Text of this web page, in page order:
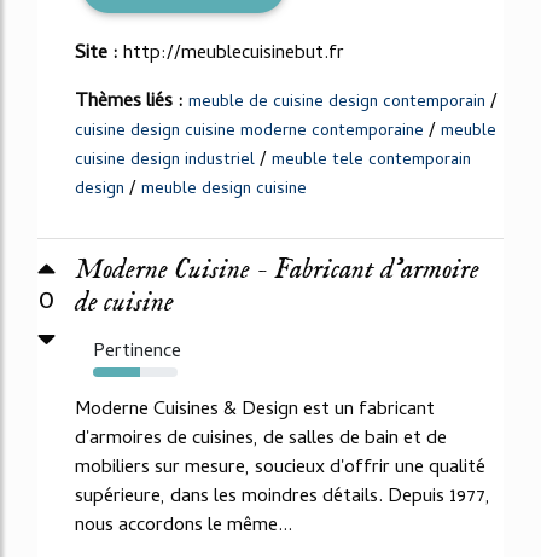
Site :http://meublecuisinebut.fr
Thèmes liés : meuble de cuisine design contemporain /
cuisine design cuisine moderne contemporaine /meuble
cuisine design industriel/meuble tele contemporain
design /meuble design cuisine
0
Moderne Cuisine - Fabricant d'armoire
de cuisine
Pertinence
55%
Moderne Cuisines & Design est un fabricant
d'armoires de cuisines, de salles de bain et de
mobiliers sur mesure, soucieux d'offrir une qualité
supérieure, dans les moindres détails. Depuis 1977,
nous accordons le même...